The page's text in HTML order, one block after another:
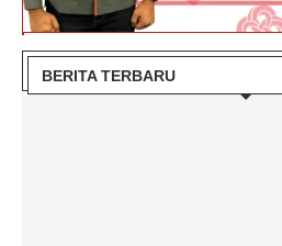
BERITA TERBARU